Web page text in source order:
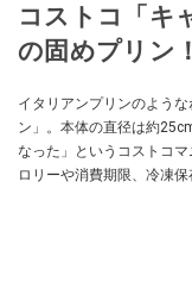
コストコ「キ
の固めプリン
イタリアンプリンのよう
ン」。本体の直径は約
なった」というコストコ
ロリーや消費期限、冷凍